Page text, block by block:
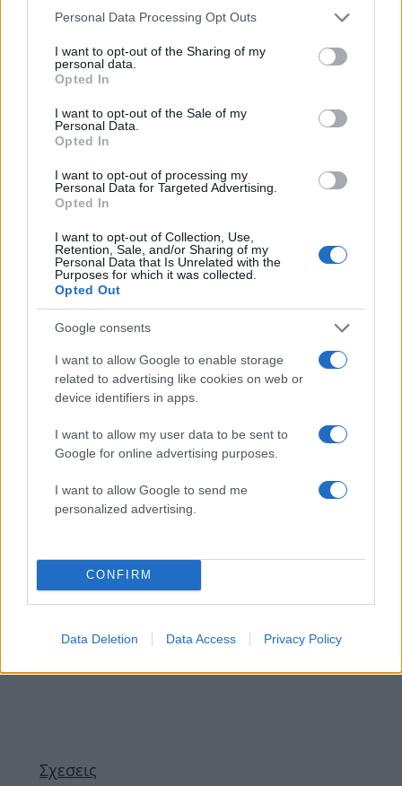
Please note that this website/app uses one or more Google
not limited to your visit or usage behaviour. You may click to
grant or deny consent to Google and its third-party tags to
use your data for below specified purposes in below Google
consent section.
Personal Data Processing Opt Outs
I want to opt-out of the Sharing of my
personal data.
Opted In
I want to opt-out of the Sale of my
Personal Data.
Opted In
I want to opt-out of processing my
Personal Data for Targeted Advertising.
Opted In
I want to opt-out of Collection, Use,
Retention, Sale, and/or Sharing of my
Personal Data that Is Unrelated with the
Purposes for which it was collected.
Opted Out
Google consents
I want to allow Google to enable storage
related to advertising like cookies on web or
device identifiers in apps.
I want to allow my user data to be sent to
Google for online advertising purposes.
I want to allow Google to send me
personalized advertising.
CONFIRM
Data Deletion Data Access Privacy Policy
Σεξ
Εσύ ξέρεις τι είναι η σεξουαλική λύπη;
Σεξ
Πόσο διαφορετικά αντιλαμβάνονται το
σεξ ο άνδρας και η γυναίκα; Γράφει ο
Θ.Ασκητής
Σεξ
Πώς επηρεάζει το σεξ (ή η απουσία του)
τη σωματική και την ψυχική μας υγεία!
19.03.2017
Σκότωσε τη ρουτίνα στη σχέση!
09.02.2017
9 tips που θα σε βοηθήσουν να κάνεις
σωστή επιλογή συντρόφου!
ΔΙΑΦΗΜΙΣΗ
Σχεσεις